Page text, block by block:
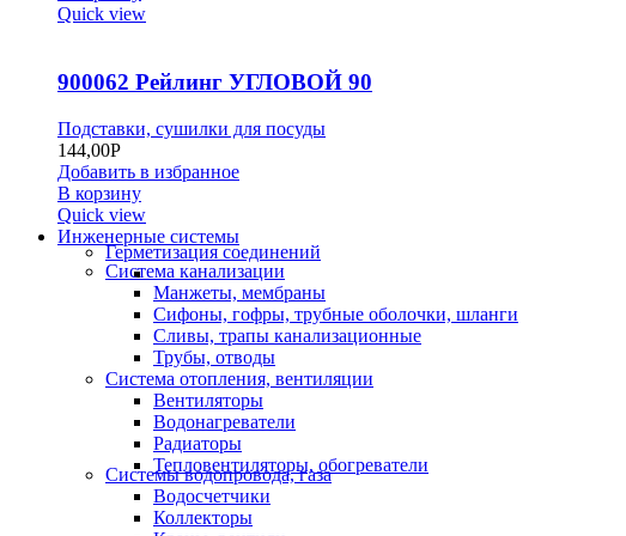
Quick view
900062 Рейлинг УГЛОВОЙ 90
Подставки, сушилки для посуды
144,00Р
Добавить в избранное
В корзину
Quick view
Инженерные системы
Герметизация соединений
Система канализации
Манжеты, мембраны
Сифоны, гофры, трубные оболочки, шланги
Сливы, трапы канализационные
Трубы, отводы
Система отопления, вентиляции
Вентиляторы
Водонагреватели
Радиаторы
Тепловентиляторы, обогреватели
Системы водопровода, газа
Водосчетчики
Коллекторы